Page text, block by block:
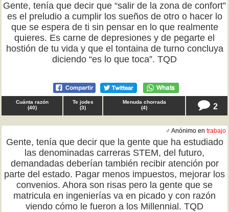
Gente, tenía que decir que “salir de la zona de confort”
es el preludio a cumplir los sueños de otro o hacer lo
que se espera de ti sin pensar en lo que realmente
quieres. Es carne de depresiones y de pegarte el
hostión de tu vida y que el tontaina de turno concluya
diciendo “es lo que toca”. TQD
Cuánta razón
(40)
Te jodes
(3)
Menuda chorrada
(4) 2
♂ Anónimo en trabajo
Gente, tenía que decir que la gente que ha estudiado
las denominadas carreras STEM, del futuro,
demandadas deberían también recibir atención por
parte del estado. Pagar menos impuestos, mejorar los
convenios. Ahora son risas pero la gente que se
matricula en ingenierías va en picado y con razón
viendo cómo le fueron a los Millennial. TQD